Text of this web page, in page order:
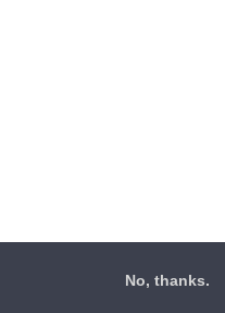
No, thanks.